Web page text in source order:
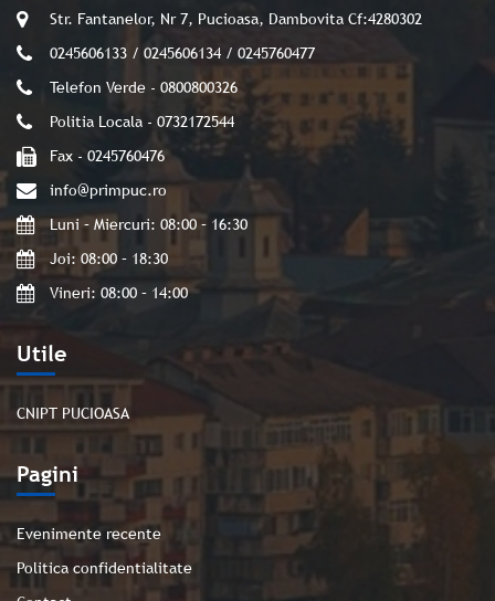
Utile
CNIPT PUCIOASA
Pagini
Evenimente recente
Politica confidentialitate
Str. Fantanelor, Nr 7, Pucioasa, Dambovita Cf:4280302
0245606133 / 0245606134 / 0245760477
Telefon Verde - 0800800326
Politia Locala - 0732172544
Fax - 0245760476
info@primpuc.ro
Luni – Miercuri: 08:00 – 16:30
Joi: 08:00 – 18:30
Vineri: 08:00 – 14:00